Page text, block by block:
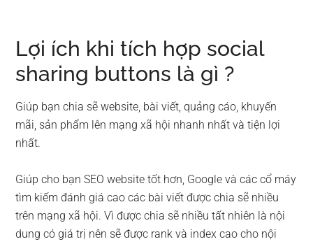
Lợi ích khi tích hợp social
sharing buttons là gì ?
Giúp bạn chia sẽ website, bài viết, quảng cáo, khuyến
mãi, sản phẩm lên mạng xã hội nhanh nhất và tiện lợi
nhất.
Giúp cho bạn SEO website tốt hơn, Google và các cổ máy
tìm kiếm đánh giá cao các bài viết được chia sẽ nhiều
trên mạng xã hội. Vì được chia sẽ nhiều tất nhiên là nội
dung có giá trị nên sẽ được rank và index cao cho nội